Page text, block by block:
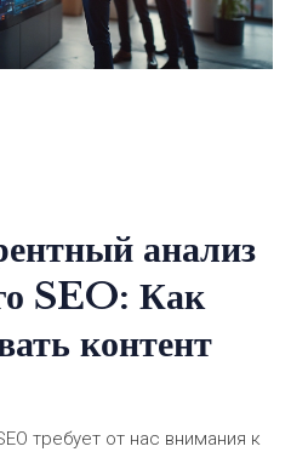
анализ
SEO: Как
контент
требует от нас внимания к